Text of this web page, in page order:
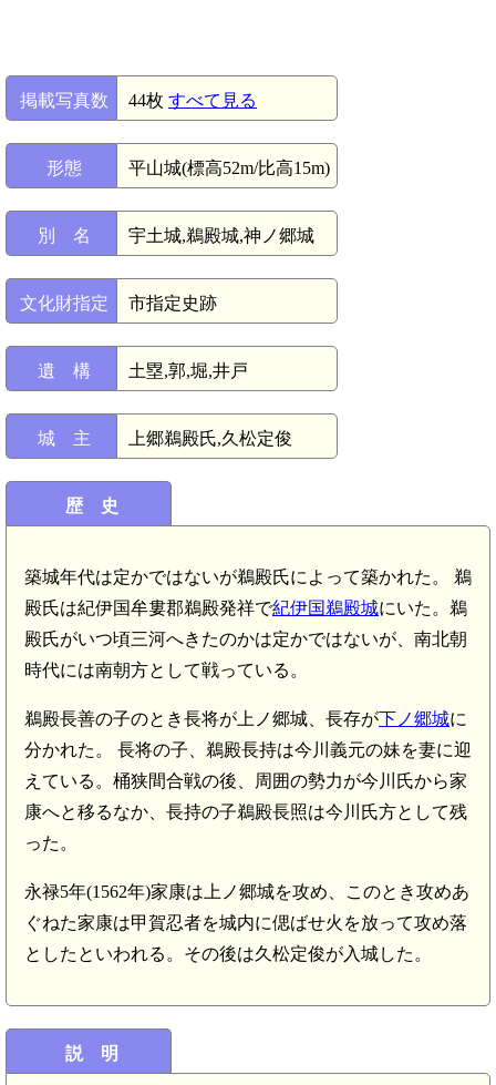
掲載写真数 44枚 すべて見る
形態 平山城(標高52m/比高15m)
別 名 宇土城,鵜殿城,神ノ郷城
文化財指定 市指定史跡
遺 構 土塁,郭,堀,井戸
城 主 上郷鵜殿氏,久松定俊
歴 史
築城年代は定かではないが鵜殿氏によって築かれた。 鵜
殿氏は紀伊国牟婁郡鵜殿発祥で紀伊国鵜殿城にいた。鵜
殿氏がいつ頃三河へきたのかは定かではないが、南北朝
時代には南朝方として戦っている。
鵜殿長善の子のとき長将が上ノ郷城、長存が下ノ郷城に
分かれた。 長将の子、鵜殿長持は今川義元の妹を妻に迎
えている。桶狭間合戦の後、周囲の勢力が今川氏から家
康へと移るなか、長持の子鵜殿長照は今川氏方として残
った。
永禄5年(1562年)家康は上ノ郷城を攻め、このとき攻めあ
ぐねた家康は甲賀忍者を城内に偲ばせ火を放って攻め落
としたといわれる。その後は久松定俊が入城した。
説 明